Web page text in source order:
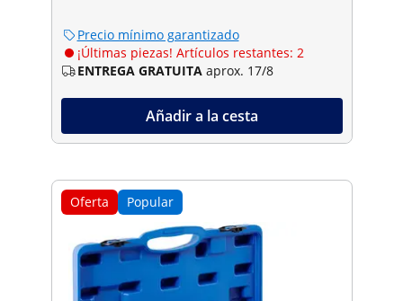
Precio mínimo garantizado
¡Últimas piezas! Artículos restantes: 2
ENTREGA GRATUITA aprox. 17/8
Añadir a la cesta
Oferta Popular